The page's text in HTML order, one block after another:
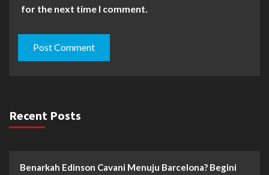
for the next time I comment.
Recent Posts
Benarkah Edinson Cavani Menuju Barcelona? Begini